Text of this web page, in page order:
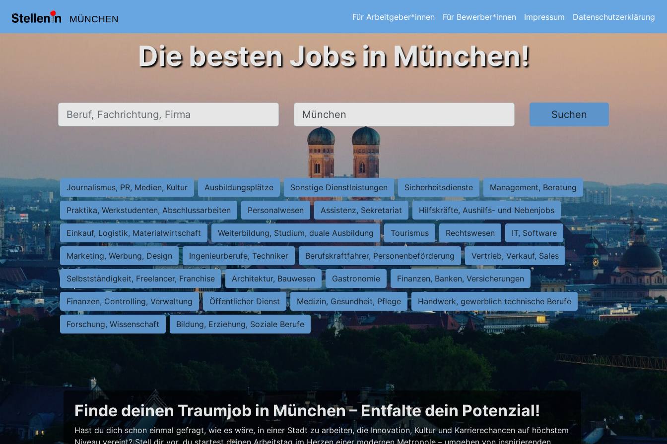
MÜNCHEN Für Arbeitgeber*innen Für Bewerber*innen Impressum Datenschutzerklärung
Die besten Jobs in München!
Beruf, Fachrichtung, Firma Ort, Stadt Suchen
Journalismus, PR, Medien, Kultur Ausbildungsplätze Sonstige Dienstleistungen Sicherheitsdienste Management, Beratung
Praktika, Werkstudenten, Abschlussarbeiten Personalwesen Assistenz, Sekretariat Hilfskräfte, Aushilfs- und Nebenjobs
Einkauf, Logistik, Materialwirtschaft Weiterbildung, Studium, duale Ausbildung Tourismus Rechtswesen IT, Software
Marketing, Werbung, Design Ingenieurberufe, Techniker Berufskraftfahrer, Personenbeförderung Vertrieb, Verkauf, Sales
Selbstständigkeit, Freelancer, Franchise Architektur, Bauwesen Gastronomie Finanzen, Banken, Versicherungen
Finanzen, Controlling, Verwaltung Öffentlicher Dienst Medizin, Gesundheit, Pflege Handwerk, gewerblich technische Berufe
Forschung, Wissenschaft Bildung, Erziehung, Soziale Berufe
Finde deinen Traumjob in München – Entfalte dein Potenzial!
Hast du dich schon einmal gefragt, wie es wäre, in einer Stadt zu arbeiten, die Innovation, Kultur und Karrierechancen auf höchstem